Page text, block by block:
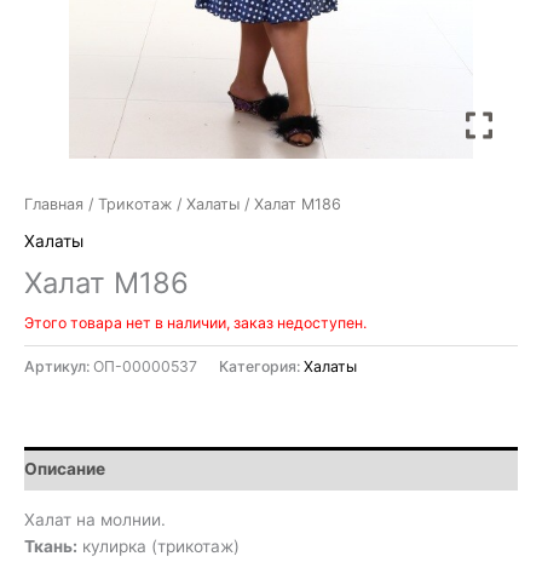
Главная / Трикотаж / Халаты / Халат М186
Халаты
Халат М186
Этого товара нет в наличии, заказ недоступен.
Артикул: ОП-00000537 Категория: Халаты
Описание
Халат на молнии.
Ткань: кулирка (трикотаж)